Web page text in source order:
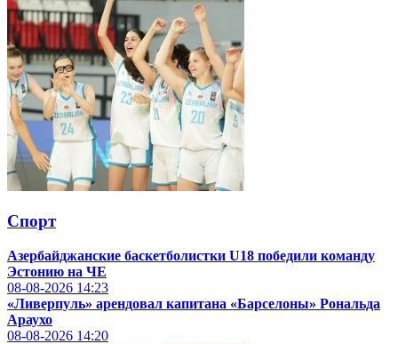
Спорт
Азербайджанские баскетболистки U18 победили команду
Эстонию на ЧЕ
08-08-2026 14:23
«Ливерпуль» арендовал капитана «Барселоны» Рональда
Араухо
08-08-2026 14:20